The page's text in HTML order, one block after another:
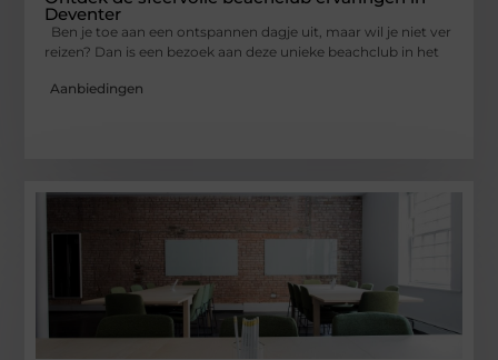
Deventer
Ben je toe aan een ontspannen dagje uit, maar wil je niet ver
reizen? Dan is een bezoek aan deze unieke beachclub in het
Aanbiedingen